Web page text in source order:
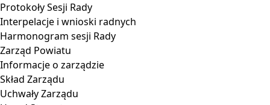
Protokoły Sesji Rady
Interpelacje i wnioski radnych
Harmonogram sesji Rady
Zarząd Powiatu
Informacje o zarządzie
Skład Zarządu
Uchwały Zarządu